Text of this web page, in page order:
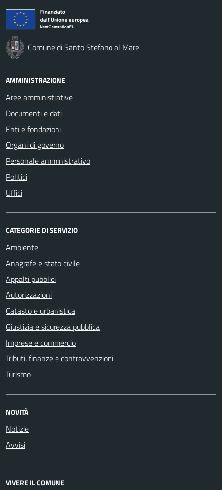
Comune di Santo Stefano al Mare
AMMINISTRAZIONE
Aree amministrative
Documenti e dati
Enti e fondazioni
Organi di governo
Personale amministrativo
Politici
Uffici
CATEGORIE DI SERVIZIO
Ambiente
Anagrafe e stato civile
Appalti pubblici
Autorizzazioni
Catasto e urbanistica
Giustizia e sicurezza pubblica
Imprese e commercio
Tributi, finanze e contravvenzioni
Turismo
NOVITÀ
Notizie
Avvisi
VIVERE IL COMUNE